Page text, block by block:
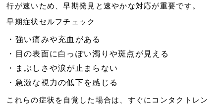
行が速いため、早期発見と速やかな対応が重要です。
早期症状セルフチェック
強い痛みや充血がある
目の表面に白っぽい濁りや斑点が見える
まぶしさや涙が止まらない
急激な視力の低下を感じる
これらの症状を自覚した場合は、すぐにコンタクトレン